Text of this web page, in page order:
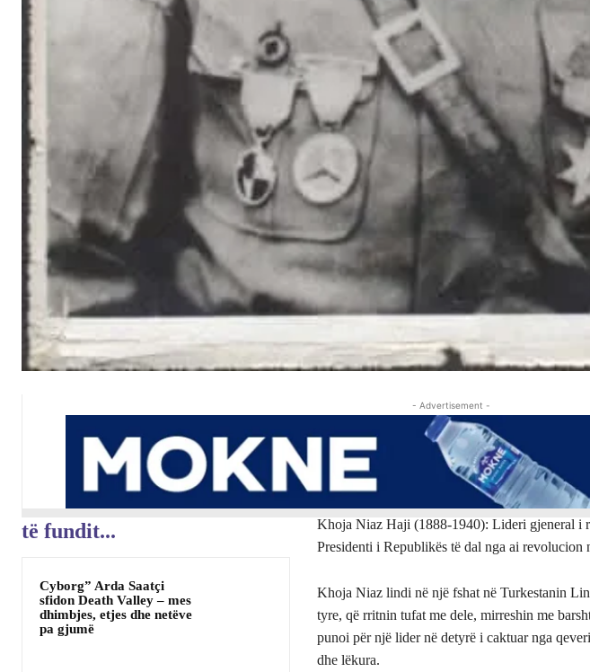
- Advertisement -
të fundit...
Cyborg” Arda Saatçi
sfidon Death Valley – mes
dhimbjes, etjes dhe netëve
pa gjumë
Khoja Niaz Haji (1888-1940): Lideri gjeneral i
Presidenti i Republikës të dal nga ai revolucion
Khoja Niaz lindi në një fshat në Turkestanin
tyre, që rritnin tufat me dele, mirreshin me
punoi për një lider në detyrë i caktuar nga
dhe lëkura.